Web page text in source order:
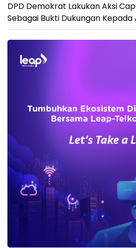
DPD Demokrat Lakukan Aksi
Sebagai Bukti Dukungan Kepada